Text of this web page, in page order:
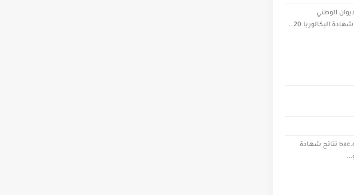
للراسبين في شهادة البكالوريا 2023 الديوان الوطني
البكالوريا 20...
شهادة البكالوريا 2023 نتائج شهادة البكالوريا 2023 bac.onec.dz نتائج شهادة